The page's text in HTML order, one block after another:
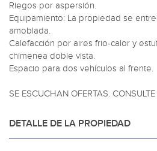
Riegos por aspersión.
Equipamiento: La propiedad se
amoblada.
Calefacción por aires frio-calor y
chimenea doble vista.
Espacio para dos vehículos al frente.
SE ESCUCHAN OFERTAS. CONSULTE
DETALLE DE LA PROPIEDAD